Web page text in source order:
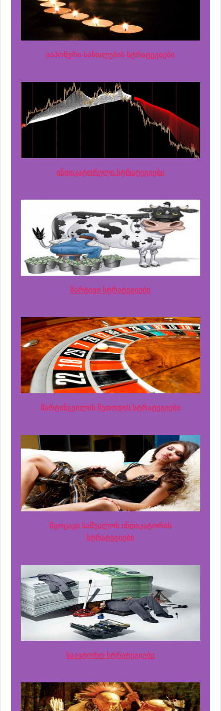
იაპონური სანთლების სტრატეგიები
ინდიკატორული სტრატეგიები
მარტივი სტრატეგიები
მარტინგეილის მეთოდის სტრატეგიები
მცოცავი საშუალოს ინდიკატორის
სტრატეგიები
საავტორო სტრატეგიები